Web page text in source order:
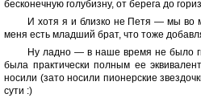
бесконечную голубизну, от берега до
И хотя я и близко не Петя — мы во
меня есть младший брат, что тоже
Ну ладно — в наше время не было
была практически полным ее
носили (зато носили пионерские
сути :)